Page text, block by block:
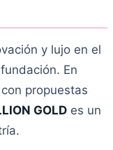
y lujo en el
En
propuestas
GOLD es un